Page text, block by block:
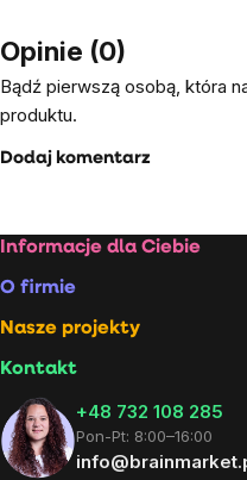
Opinie (0)
Bądź pierwszą osobą, która
produktu.
Dodaj komentarz
Stopka
Informacje dla Ciebie
O firmie
Nasze projekty
Kontakt
+48 732 108 285
Pon-Pt: 8:00–16:00